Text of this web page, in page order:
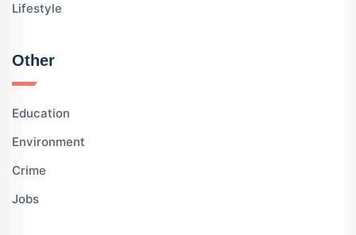
Lifestyle
Other
Education
Environment
Crime
Jobs